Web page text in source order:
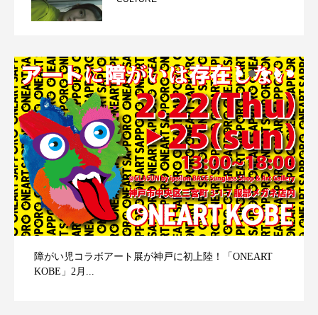
障がい児コラボアート展が神戸に初上陸！「ONEART
KOBE」2月...